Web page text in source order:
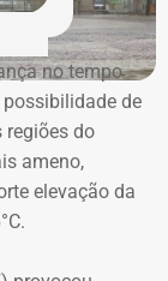
Humanos.
de janeiro.
no tempo
possibilidade de
regiões do
ameno,
elevação da